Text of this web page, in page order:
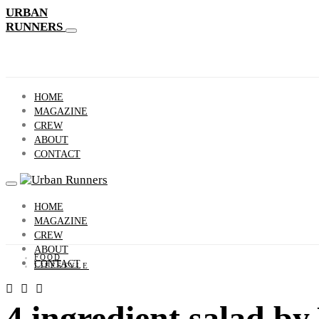
URBAN
RUNNERS
HOME
MAGAZINE
CREW
ABOUT
CONTACT
HOME
MAGAZINE
CREW
ABOUT
CONTACT
FOOD
LIFESTYLE